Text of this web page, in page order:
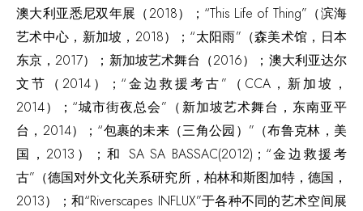
澳大利亚悉尼双年展（2018）；“This Life of Thing”（滨海
艺术中心，新加坡，2018）；“太阳雨”（森美术馆，日本
东京，2017）；新加坡艺术舞台（2016）；澳大利亚达尔
文节（2014）；“金边救援考古”（CCA，新加坡，
2014）；“城市街夜总会”（新加坡艺术舞台，东南亚平
台，2014）；“包裹的未来（三角公园）”（布鲁克林，美
国，2013）；和 SA SA BASSAC(2012)；“金边救援考
古”（德国对外文化关系研究所，柏林和斯图加特，德国，
2013）；和“Riverscapes INFLUX”于各种不同的艺术空间展